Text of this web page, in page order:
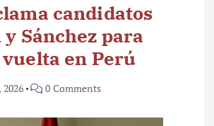
candidatos
Sánchez para
en Perú
2026 0 Comments